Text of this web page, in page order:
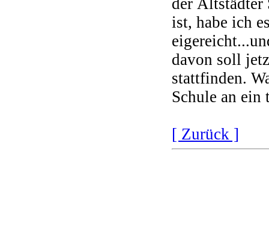
der Altstädter
ist, habe ich
davon soll
stattfinden.
Schule an ein
[ Zurück ]